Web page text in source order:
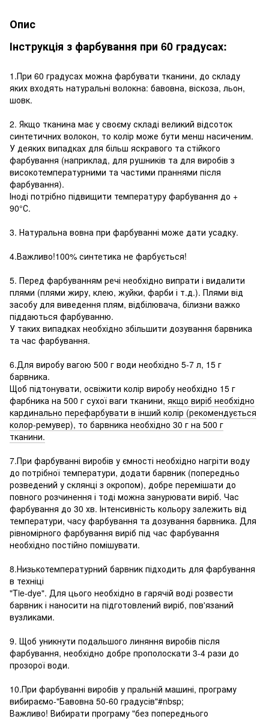
Опис
Інструкція з фарбування при 60 градусах:
1.При 60 градусах можна фарбувати тканини, до складу
яких входять натуральні волокна: бавовна, віскоза, льон,
шовк.
2. Якщо тканина має у своєму складі великий відсоток
синтетичних волокон, то колір може бути менш насиченим.
У деяких випадках для більш яскравого та стійкого
фарбування (наприклад, для рушників та для виробів з
високотемпературними та частими праннями після
фарбування).
Іноді потрібно підвищити температуру фарбування до +
90°С.
3. Натуральна вовна при фарбуванні може дати усадку.
4.Важливо!100% синтетика не фарбується!
5. Перед фарбуванням речі необхідно випрати і видалити
плями (плями жиру, клею, жуйки, фарби і т.д.). Плями від
засобу для виведення плям, відбілювача, білизни важко
піддаються фарбуванню.
У таких випадках необхідно збільшити дозування барвника
та час фарбування.
6.Для виробу вагою 500 г води необхідно 5-7 л, 15 г
барвника.
Щоб підтонувати, освіжити колір виробу необхідно 15 г
фарбника на 500 г сухої ваги тканини, якщо виріб необхідно
кардинально перефарбувати в інший колір (рекомендується
колор-ремувер), то барвника необхідно 30 г на 500 г
тканини.
7.При фарбуванні виробів у ємності необхідно нагріти воду
до потрібної температури, додати барвник (попередньо
розведений у склянці з окропом), добре перемішати до
повного розчинення і тоді можна занурювати виріб. Час
фарбування до 30 хв. Інтенсивність кольору залежить від
температури, часу фарбування та дозування барвника. Для
рівномірного фарбування виріб під час фарбування
необхідно постійно помішувати.
8.Низькотемпературний барвник підходить для фарбування
в техніці
"Tie-dye". Для цього необхідно в гарячій воді розвести
барвник і наносити на підготовлений виріб, пов'язаний
вузликами.
9. Щоб уникнути подальшого линяння виробів після
фарбування, необхідно добре прополоскати 3-4 рази до
прозорої води.
10.При фарбуванні виробів у пральній машині, програму
вибираємо-"Бавовна 50-60 градусів"#nbsp;
Важливо! Вибирати програму "без попереднього